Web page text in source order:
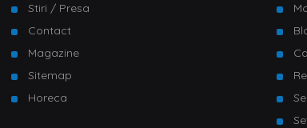
Stiri / Presa
Contact
Magazine
Sitemap
Horeca